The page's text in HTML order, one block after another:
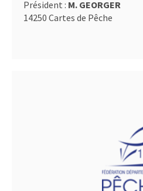
Président : M. GEORGER
14250 Cartes de Pêche